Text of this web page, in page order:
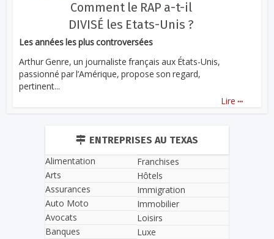
Comment le RAP a-t-il
DIVISÉ les Etats-Unis ?
Les années les plus controversées
Arthur Genre, un journaliste français aux États-Unis,
passionné par l’Amérique, propose son regard,
pertinent...
Lire ...
ENTREPRISES AU TEXAS
Alimentation
Arts
Assurances
Auto Moto
Avocats
Banques
Franchises
Hôtels
Immigration
Immobilier
Loisirs
Luxe